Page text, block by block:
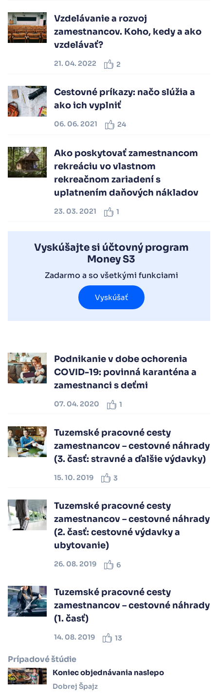
Vzdelávanie a rozvoj
zamestnancov. Koho, kedy a ako
vzdelávať?
21. 04. 2022 2
Cestovné príkazy: načo slúžia a
ako ich vyplniť
06. 06. 2021 24
Ako poskytovať zamestnancom
rekreáciu vo vlastnom
rekreačnom zariadení s
uplatnením daňových nákladov
23. 03. 2021 1
Vyskúšajte si účtovný program
Money S3
Zadarmo a so všetkými funkciami
Vyskúšať
Podnikanie v dobe ochorenia
COVID-19: povinná karanténa a
zamestnanci s deťmi
07. 04. 2020 1
Tuzemské pracovné cesty
zamestnancov – cestovné náhrady
(3. časť: stravné a ďalšie výdavky)
15. 10. 2019 3
Tuzemské pracovné cesty
zamestnancov – cestovné náhrady
(2. časť: cestovné výdavky a
ubytovanie)
26. 08. 2019 6
Tuzemské pracovné cesty
zamestnancov – cestovné náhrady
(1. časť)
14. 08. 2019 13
Prípadové štúdie
Koniec objednávania naslepo
Dobrej Špajz